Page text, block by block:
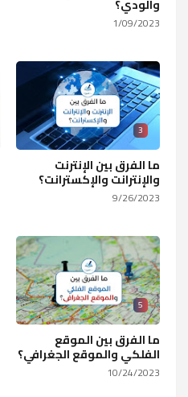
والودي؟
1/09/2023
3
ما الفرق بين الإنترنت
والإنترانت والإكسترانت؟
9/26/2023
5
ما الفرق بين الموقع
الفلكي والموقع الجغرافي؟
10/24/2023